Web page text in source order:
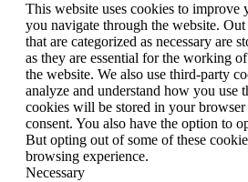
This website uses cookies to improve
you navigate through the website.
that are categorized as necessary are
as they are essential for the working
the website. We also use third-party
analyze and understand how you use
cookies will be stored in your
consent. You also have the option to
But opting out of some of these
browsing experience.
Necessary